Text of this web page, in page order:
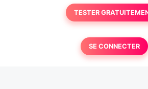
TESTER
SE CONNECTER